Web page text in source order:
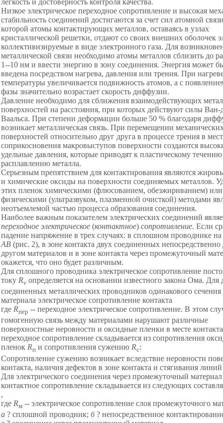
легкость и достоверность контроля качества.
Низкое электрическое переходное сопротивление и высокая
стабильность соединений достигаются за счет сил атомной
которой атомы контактирующих металлов, оставаясь в узлах
кристаллической решетки, отдают со своих внешних оболочек
коллективизируемые в виде электронного газа. Для
металлической связи необходимо атомы металлов сблизить до
1--10 нм и ввести энергию в зону соединения. Энергия может
введена посредством нагрева, давления или трения. При
температуры увеличивается подвижность атомов, а с
фазы значительно возрастает скорость диффузии.
Давление необходимо для сближения взаимодействующих
поверхностей на расстояния, при которых действуют силы Ван-
Ваальса. При степени деформации больше 50 % благодаря
возникает металлическая связь. При перемещении
поверхностей относительно друг друга в процессе трения в
соприкосновения макровыступов поверхности создаются
удельные давления, которые приводят к пластическому
расплавлению металла.
Серьезным препятствием для контактирования являются
и химические оксиды на поверхности соединяемых металлов.
этих пленок химическими (флюсованием, обезжириванием) или
физическими (ультразвуком, плазменной очисткой) методами
неотъемлемой частью процесса образования соединения.
Наиболее важным показателем электрических соединений
переходное электрическое (контактное) сопротивление. Если
падение напряжение в трех случаях: в сплошном проводнике на
АВ (рис. 2), в зоне контакта двух соединенных непосредственно
другом материалов и в зоне контакта через промежуточный
окажется, что оно будет различным.
Для сплошного проводника электрическое сопротивление
току Rv определяется на основании известного закона Ома. Для
соединенных металлических проводников одинакового сечения
материала электрическое сопротивление контакта
где Rпер -- переходное электрическое сопротивление. В этом
гомогенную связь между материалами нарушают различные
поверхностные неровности и оксидные пленки в месте
переходное сопротивление складывается из сопротивления
пленок Rп и сопротивления сужению Rc:
Сопротивление сужению возникает вследствие неровности
контакта, наличия дефектов в зоне контакта и стягивания
Для электрического соединения через промежуточный материал
контактное сопротивление складывается из следующих
,
где Rм -- электрическое сопротивление слоя промежуточного
а ? сплошной проводник; б? непосредственное